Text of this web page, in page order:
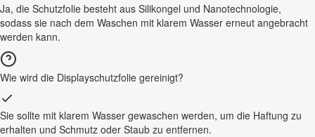
Ja, die Schutzfolie besteht aus Silikongel und Nanotechnologie,
sodass sie nach dem Waschen mit klarem Wasser erneut angebracht
werden kann.
Wie wird die Displayschutzfolie gereinigt?
Sie sollte mit klarem Wasser gewaschen werden, um die Haftung zu
erhalten und Schmutz oder Staub zu entfernen.